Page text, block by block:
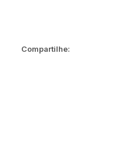
Compartilhe: